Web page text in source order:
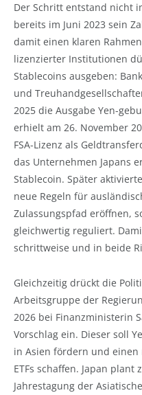
Der Schritt entstand nicht
bereits im Juni 2023 sein
damit einen klaren
lizenzierter Institutionen
Stablecoins ausgeben:
und
2025 die Ausgabe Yen-
erhielt am 26. November
FSA-Lizenz als
das Unternehmen Japans
Stablecoin. Später
neue Regeln für
Zulassungspfad eröffnen,
gleichwertig reguliert.
schrittweise und in beide
Gleichzeitig drückt die
Arbeitsgruppe der
2026 bei Finanzministerin
Vorschlag ein. Dieser soll
in Asien fördern und
ETFs schaffen. Japan
Jahrestagung der